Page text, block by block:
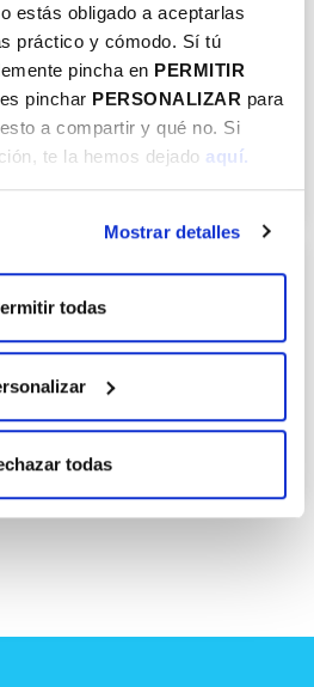
estás obligado a aceptarlas
práctico y cómodo. Sí tú
pincha en PERMITIR
pinchar PERSONALIZAR para
a compartir y qué no. Si
te la hemos dejado aquí.
Mostrar detalles
todas
todas
LIBREA JARDUERA ZUZENDUAK
JARDUERA ZUZENDUAK GIMNASIOAK